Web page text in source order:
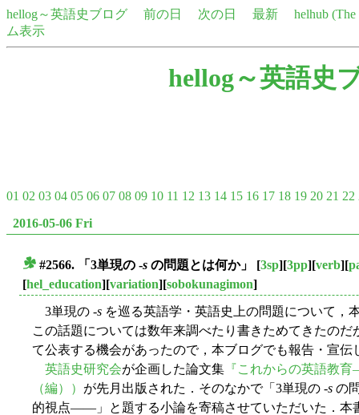
hellog～英語史ブログ 前の日 次の日 最新
helhub
ム表示
hellog～英語史
01 02 03 04 05 06 07 08 09 10 11 12 13 14 15 16 17 18 19 20 21 22
2016-05-06 Fri
#2566. 「3単現の -s の問題とは何か」 [3sp][3pp][verb][
[hel_education][variation][sobokunagimon]
3単現の -s を巡る英語学・英語史上の問題について，
この話題については数年来調べたり書きためてきたの
て公表する機会があったので，本ブログでも報告・宣伝
英語史研究会が企画した論文集 『これからの英語教
（編）） が先月出版された．そのなかで「3単現の -s の
的視点――」と題する小論を寄稿させていただいた．本